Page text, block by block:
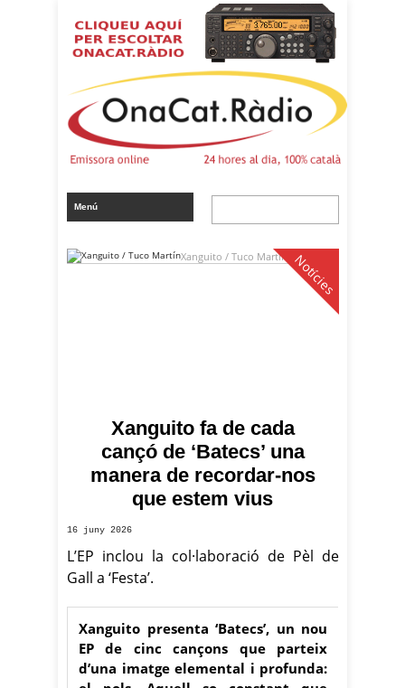
Notícies
Xanguito / Tuco Martín
Xanguito fa de cada
cançó de ‘Batecs’ una
manera de recordar-nos
que estem vius
16 juny 2026
L’EP inclou la col·laboració de Pèl de
Gall a ‘Festa’.
Xanguito presenta ‘Batecs’, un nou
EP de cinc cançons que parteix
d’una imatge elemental i profunda: